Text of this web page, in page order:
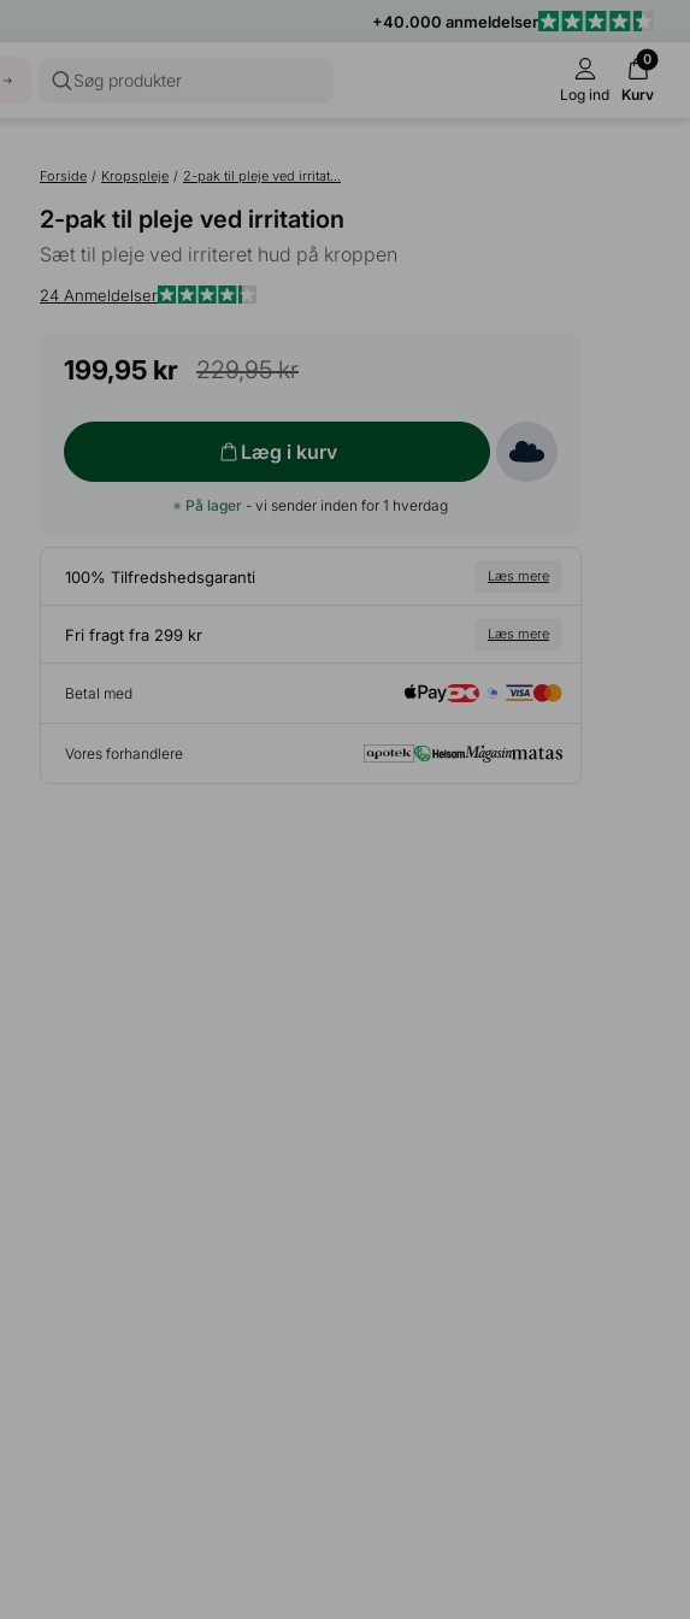
+40.000 anmeldelser
Søg produkter
Log ind
0
Kurv
Forside / Kropspleje / 2-pak til pleje ved irritat...
2-pak til pleje ved irritation
Sæt til pleje ved irriteret hud på kroppen
af
24 Anmeldelser
at
til
anmeldelser
199,95 kr 229,95 kr
Læg i kurv
På lager- vi sender inden for 1 hverdag
100% Tilfredshedsgaranti Læs mere
Fri fragt fra 299 kr Læs mere
Betal med
Vores forhandlere